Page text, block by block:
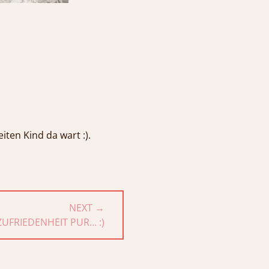
Kind da wart :).
NEXT →
PUR… :)